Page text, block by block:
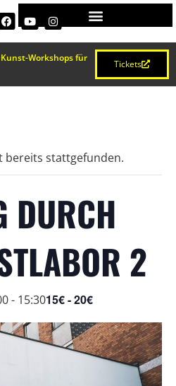
Workshops für
Tickets
bereits stattgefunden.
DURCH
2
- 15:3015€ - 20€